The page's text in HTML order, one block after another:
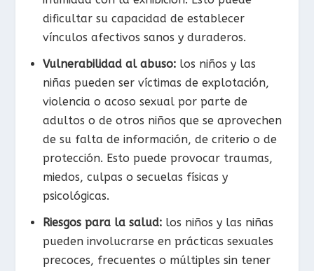
dificultar su capacidad de establecer
vínculos afectivos sanos y duraderos.
Vulnerabilidad al abuso:los niños y las
niñas pueden ser víctimas de explotación,
violencia o acoso sexual por parte de
adultos o de otros niños que se aprovechen
de su falta de información, de criterio o de
protección. Esto puede provocar traumas,
miedos, culpas o secuelas físicas y
psicológicas.
Riesgos para la salud: los niños y las niñas
pueden involucrarse en prácticas sexuales
precoces, frecuentes o múltiples sin tener